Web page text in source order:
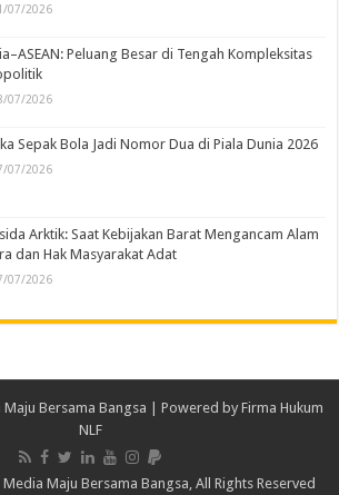
07/2026
Peluang Besar di Tengah Kompleksitas
07/2026
Sepak Bola Jadi Nomor Dua di Piala Dunia 2026
07/2026
Arktik: Saat Kebijakan Barat Mengancam Alam
dan Hak Masyarakat Adat
07/2026
Maju Bersama Bangsa | Powered by Firma Hukum
NLF
Maju Bersama Bangsa, All Rights Reserved